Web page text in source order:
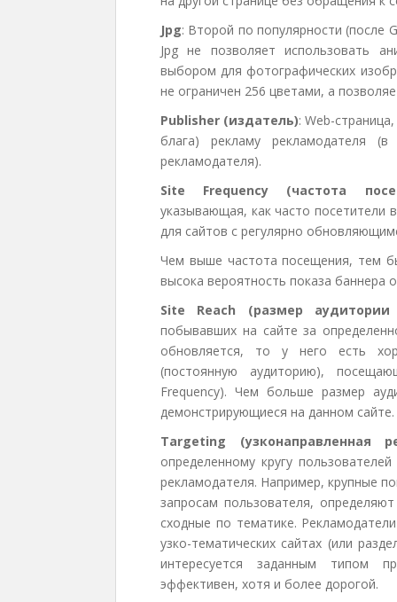
Jpg: Второй по популярности (после
Jpg не позволяет использовать
выбором для фотографических
не ограничен 256 цветами, а
Publisher (издатель): Web-
блага) рекламу рекламодателя
рекламодателя).
Site Frequency (частота
указывающая, как часто посетители
для сайтов с регулярно
Чем выше частота посещения, тем
высока вероятность показа баннера
Site Reach (размер аудитории
побывавших на сайте за
обновляется, то у него есть
(постоянную аудиторию),
Frequency). Чем больше размер
демонстрирующиеся на данном сайте.
Targeting (узконаправленная
определенному кругу
рекламодателя. Например, крупные
запросам пользователя,
сходные по тематике.
узко-тематических сайтах (или
интересуется заданным типом
эффективен, хотя и более дорогой.